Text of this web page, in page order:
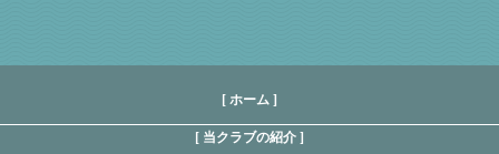
[ ホーム ]
当クラブの紹介